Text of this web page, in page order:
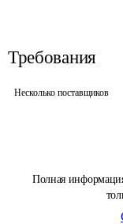
Полная
Требования
Несколько поставщиков